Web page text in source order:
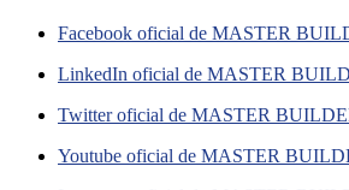
Facebook oficial de MASTER
LinkedIn oficial de MASTER
Twitter oficial de MASTER
Youtube oficial de MASTER